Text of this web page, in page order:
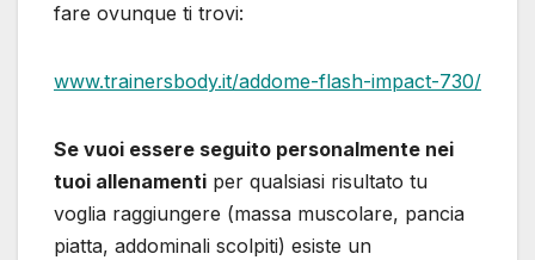
fare ovunque ti trovi:
www.trainersbody.it/addome-flash-impact-730/
Se vuoi essere seguito personalmente nei
tuoi allenamenti per qualsiasi risultato tu
voglia raggiungere (massa muscolare, pancia
piatta, addominali scolpiti) esiste un